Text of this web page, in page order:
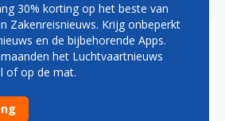
BIJNA 170
IN VERBAND MET
30% korting op het beste van
Zakenreisnieuws. Krijg onbeperkt
en de bijbehorende Apps.
het Luchtvaartnieuws
of op de mat.